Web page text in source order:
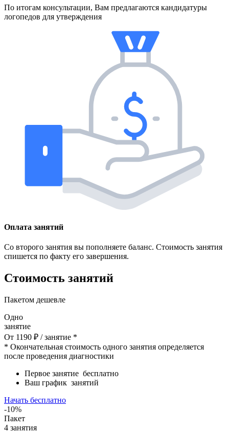
По итогам консультации, Вам предлагаются кандидатуры
логопедов для утверждения
Оплата занятий
Со второго занятия вы пополняете баланс. Стоимость занятия
спишется по факту его завершения.
Стоимость занятий
Пакетом дешевле
Одно
занятие
От 1190 ₽ / занятие *
* Окончательная стоимость одного занятия определяется
после проведения диагностики
Первое занятие бесплатно
Ваш график занятий
Начать бесплатно
-10%
Пакет
4 занятия